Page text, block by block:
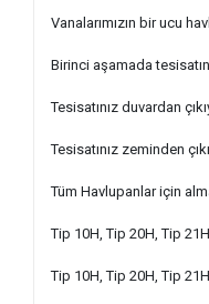
Vanalarımızın bir ucu
Birinci aşamada
Tesisatınız duvardan
Tesisatınız zeminden
Tüm Havlupanlar için
Tip 10H, Tip 20H, Tip
Tip 10H, Tip 20H, Tip